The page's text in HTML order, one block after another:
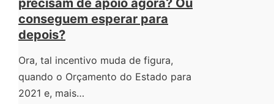
precisam de apoio agora? Ou
conseguem esperar para
depois?
Ora, tal incentivo muda de figura,
quando o Orçamento do Estado para
2021 e, mais…